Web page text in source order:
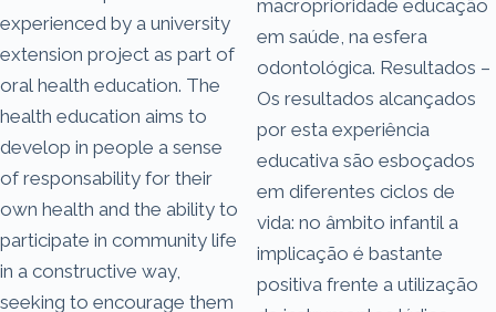
experienced by a university
extension project as part of
oral health education. The
health education aims to
develop in people a sense
of responsability for their
own health and the ability to
participate in community life
in a constructive way,
seeking to encourage them
macroprioridade educação
em saúde, na esfera
odontológica. Resultados –
Os resultados alcançados
por esta experiência
educativa são esboçados
em diferentes ciclos de
vida: no âmbito infantil a
implicação é bastante
positiva frente a utilização